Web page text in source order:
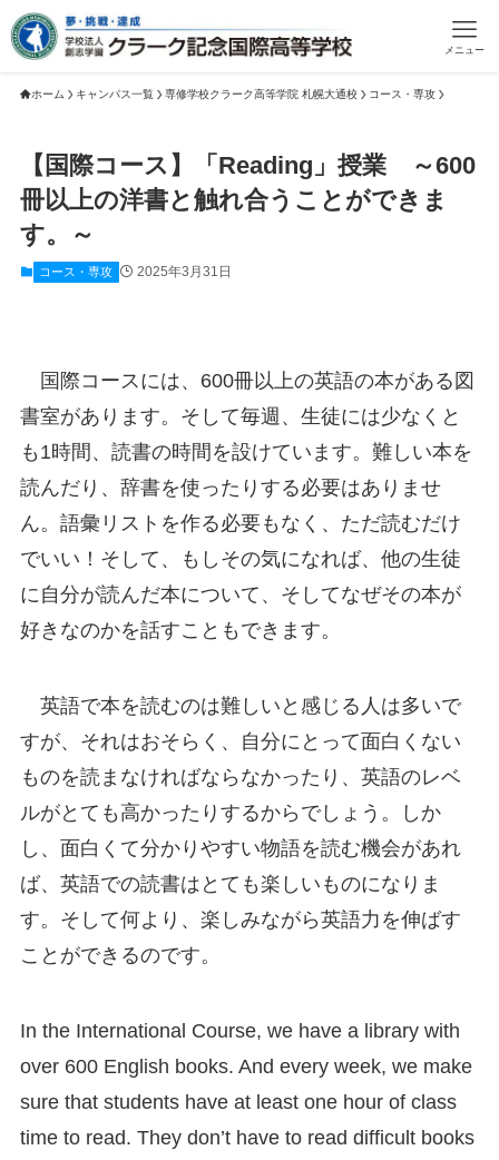
メニュー
ホーム キャンパス一覧 専修学校クラーク高等学院 札幌大通校 コース・専攻
【国際コース】「Reading」授業 ～600
冊以上の洋書と触れ合うことができま
す。～
コース・専攻 2025年3月31日
国際コースには、600冊以上の英語の本がある図
書室があります。そして毎週、生徒には少なくと
も1時間、読書の時間を設けています。難しい本を
読んだり、辞書を使ったりする必要はありませ
ん。語彙リストを作る必要もなく、ただ読むだけ
でいい！そして、もしその気になれば、他の生徒
に自分が読んだ本について、そしてなぜその本が
好きなのかを話すこともできます。
英語で本を読むのは難しいと感じる人は多いで
すが、それはおそらく、自分にとって面白くない
ものを読まなければならなかったり、英語のレベ
ルがとても高かったりするからでしょう。しか
し、面白くて分かりやすい物語を読む機会があれ
ば、英語での読書はとても楽しいものになりま
す。そして何より、楽しみながら英語力を伸ばす
ことができるのです。
In the International Course, we have a library with
over 600 English books. And every week, we make
sure that students have at least one hour of class
time to read. They don’t have to read difficult books